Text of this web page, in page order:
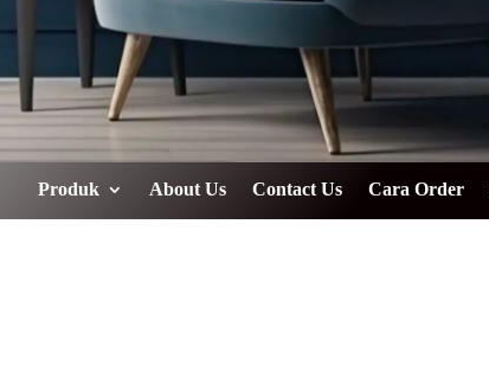
Produk About Us Contact Us Cara Order